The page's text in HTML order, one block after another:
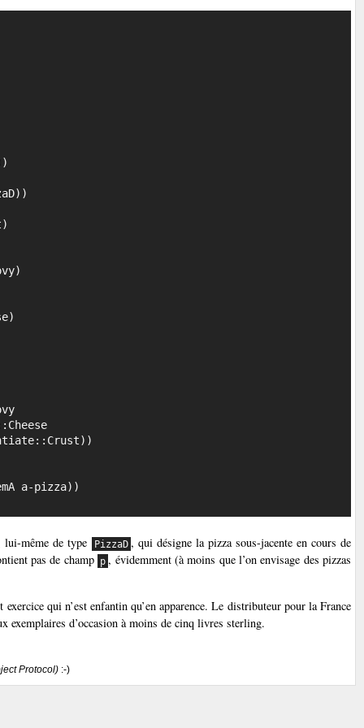
lui-même de type PizzaD , qui désigne la pizza sous-jacente en cours de
pas de champ p , évidemment (à moins que l’on envisage des pizzas
qui n’est enfantin qu’en apparence. Le distributeur pour la France
exemplaires d’occasion à moins de cinq livres sterling.
Protocol):-)